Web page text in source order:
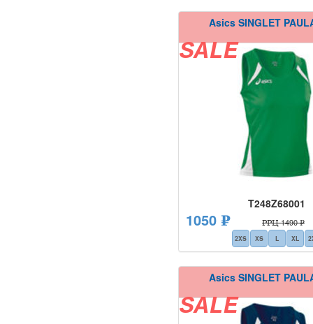
Asics SINGLET
SALE
T248Z68001
1050 ₽ РРЦ 1490 ₽
2XS XS L XL
Asics SINGLET
SALE